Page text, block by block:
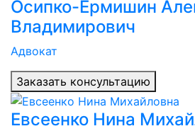
Осипко-Ермишин
Владимирович
Адвокат
Заказать консультацию
Евсеенко Нина